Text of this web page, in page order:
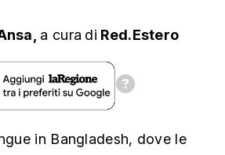
a cura di Red.Estero
in Bangladesh, dove le